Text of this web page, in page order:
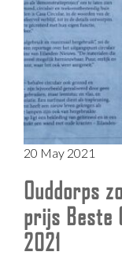
20 May 2021
Ouddorps
prijs Beste
2021